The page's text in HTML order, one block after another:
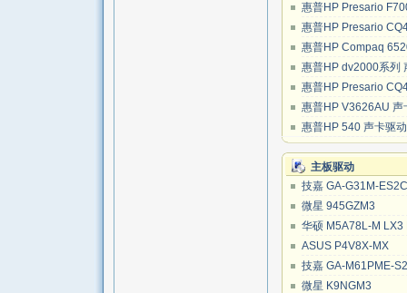
惠普HP Presario
惠普HP Presario
惠普HP Compaq
惠普HP dv2000系列
惠普HP Presario
惠普HP V3626AU
惠普HP 540 声卡驱
主板驱动
技嘉 GA-G31M-
微星 945GZM3
华硕 M5A78L-M
ASUS P4V8X-MX
技嘉 GA-M61PME-
微星 K9NGM3